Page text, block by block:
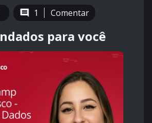
1 Comentar
para você